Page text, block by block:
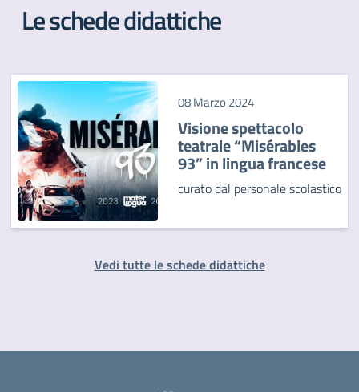
Le schede didattiche
08 Marzo 2024
Visione spettacolo
teatrale “Misérables
93” in lingua francese
curato dal personale scolastico
Vedi tutte le schede didattiche